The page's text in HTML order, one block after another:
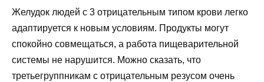
Желудок людей с 3 отрицательным типом крови легко
адаптируется к новым условиям. Продукты могут
спокойно совмещаться, а работа пищеварительной
системы не нарушится. Можно сказать, что
третьегруппникам с отрицательным резусом очень